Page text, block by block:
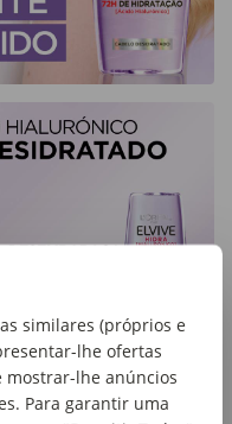
similares (próprios e
lhe ofertas
mostrar-lhe anúncios
Para garantir uma